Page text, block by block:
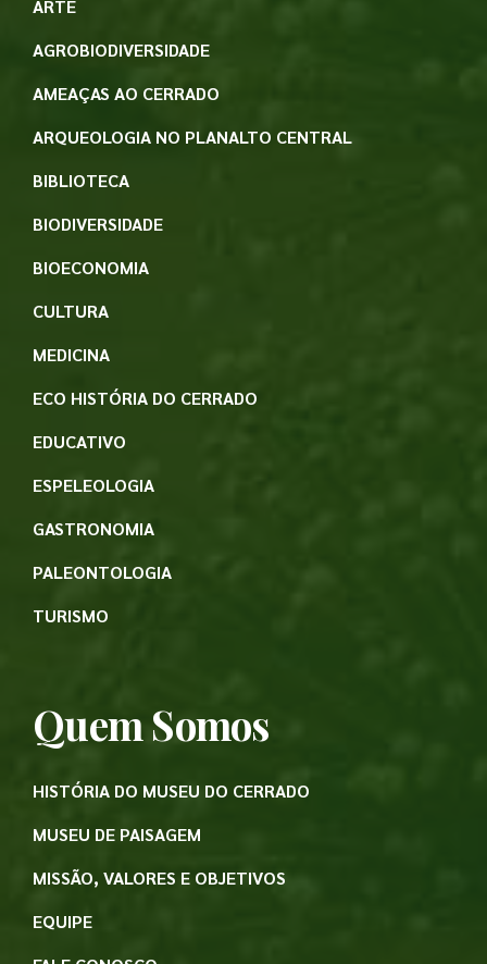
ARTE
AGROBIODIVERSIDADE
AMEAÇAS AO CERRADO
ARQUEOLOGIA NO PLANALTO CENTRAL
BIBLIOTECA
BIODIVERSIDADE
BIOECONOMIA
CULTURA
MEDICINA
ECO HISTÓRIA DO CERRADO
EDUCATIVO
ESPELEOLOGIA
GASTRONOMIA
PALEONTOLOGIA
TURISMO
Quem Somos
HISTÓRIA DO MUSEU DO CERRADO
MUSEU DE PAISAGEM
MISSÃO, VALORES E OBJETIVOS
EQUIPE